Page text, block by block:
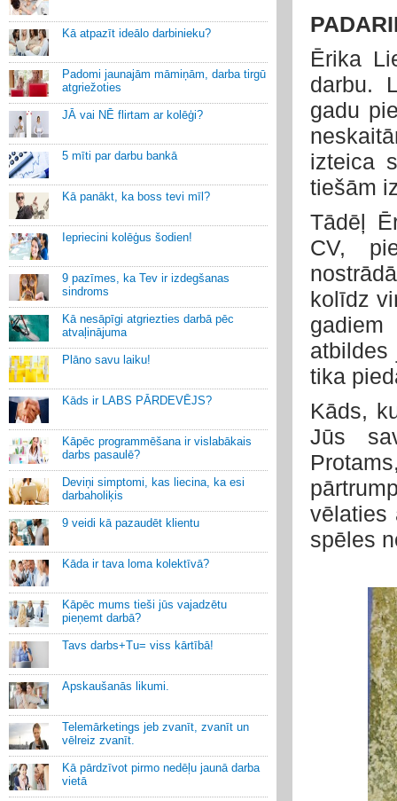
Kā atpazīt ideālo darbinieku?
Padomi jaunajām māmiņām, darba tirgū
atgriežoties
JĀ vai NĒ flirtam ar kolēģi?
5 mīti par darbu bankā
Kā panākt, ka boss tevi mīl?
Iepriecini kolēģus šodien!
9 pazīmes, ka Tev ir izdegšanas
sindroms
Kā nesāpīgi atgriezties darbā pēc
atvaļinājuma
Plāno savu laiku!
Kāds ir LABS PĀRDEVĒJS?
Kāpēc programmēšana ir vislabākais
darbs pasaulē?
Deviņi simptomi, kas liecina, ka esi
darbaholiķis
9 veidi kā pazaudēt klientu
Kāda ir tava loma kolektīvā?
Kāpēc mums tieši jūs vajadzētu
pieņemt darbā?
Tavs darbs+Tu= viss kārtībā!
Apskaušanās likumi.
Telemārketings jeb zvanīt, zvanīt un
vēlreiz zvanīt.
Kā pārdzīvot pirmo nedēļu jaunā darba
vietā
Ērika
darbu.
gadu
izteica
tiešām
Tādēļ
CV,
kolīdz
tika
Kāds,
Jūs
vēlaties
spēles